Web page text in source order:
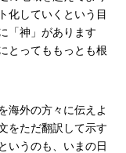
化していくという目
「神」があります
とってももっとも根
海外の方々に伝えよ
をただ翻訳して示す
いうのも、いまの日